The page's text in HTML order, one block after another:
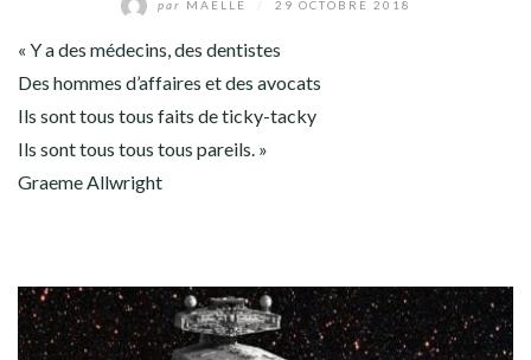
par MAELLE 29 OCTOBRE 2018
« Y a des médecins, des dentistes
Des hommes d’affaires et des avocats
Ils sont tous tous faits de ticky-tacky
Ils sont tous tous tous pareils. »
Graeme Allwright